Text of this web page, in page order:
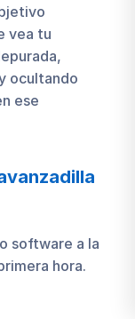
vea tu
ocultando
ese
software a la
hora.